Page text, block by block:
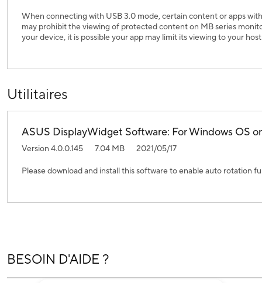
BESOIN D'AIDE ?
When connecting with USB 3.0 mode, certain content or apps
may prohibit the viewing of protected content on MB series
your device, it is possible your app may limit its viewing to your
Utilitaires
ASUS DisplayWidget Software: For Windows OS
Version 4.0.0.145 7.04 MB 2021/05/17
Please download and install this software to enable auto rotation